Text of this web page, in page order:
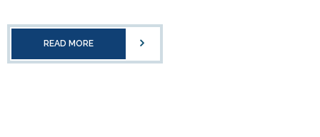
READ MORE